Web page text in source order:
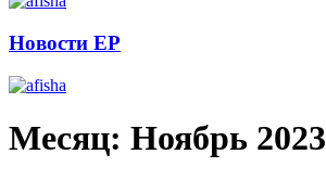
Новости ЕР
Месяц: Ноябрь 2023